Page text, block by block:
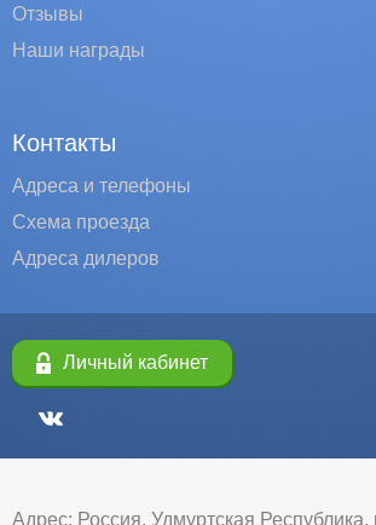
Отзывы
Наши награды
Контакты
Адреса и телефоны
Схема проезда
Адреса дилеров
Личный кабинет
Адрес: Россия, Удмуртская Республика,